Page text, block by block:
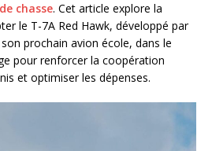
chasse. Cet article explore la
le T-7A Red Hawk, développé par
prochain avion école, dans le
pour renforcer la coopération
et optimiser les dépenses.